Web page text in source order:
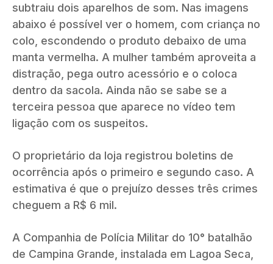
subtraiu dois aparelhos de som. Nas imagens
abaixo é possível ver o homem, com criança no
colo, escondendo o produto debaixo de uma
manta vermelha. A mulher também aproveita a
distração, pega outro acessório e o coloca
dentro da sacola. Ainda não se sabe se a
terceira pessoa que aparece no vídeo tem
ligação com os suspeitos.
O proprietário da loja registrou boletins de
ocorrência após o primeiro e segundo caso. A
estimativa é que o prejuízo desses três crimes
cheguem a R$ 6 mil.
A Companhia de Polícia Militar do 10° batalhão
de Campina Grande, instalada em Lagoa Seca,